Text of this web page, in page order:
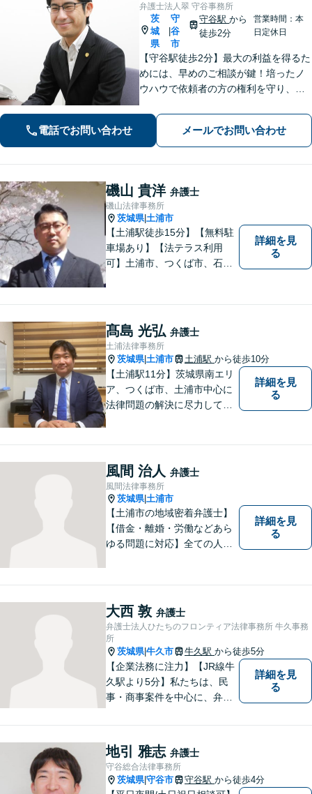
弁護士法人翠 守谷事務所
茨
城
県
守
谷
市
守谷駅から
徒歩2分
営業時間：本
日定休日
【守谷駅徒歩2分】最大の利益を得るた
めには、早めのご相談が鍵！培ったノ
ウハウで依頼者の方の権利を守り、最
す。借金、遺言相続、離婚、企業法務
その他どんな相談でも受け付けます。
電話でお問い合わせ メールでお問い合わせ
磯山 貴洋 弁護士
磯山法律事務所
茨城県| 土浦市
【土浦駅徒歩15分】【無料駐
車場あり】【法テラス利用
可】土浦市、つくば市、石岡
ほか、県内・県外対応しま
す。
詳細を見
る
髙島 光弘 弁護士
土浦法律事務所
茨城県| 土浦市 土浦駅 から徒歩10分
【土浦駅11分】茨城県南エリ
ア、つくば市、土浦市中心に
法律問題の解決に尽力してお
ら、お気軽にご相談くださ
い。
詳細を見
る
風間 治人 弁護士
風間法律事務所
茨城県| 土浦市
【土浦市の地域密着弁護士】
【借金・離婚・労働などあら
ゆる問題に対応】全ての人へ
の将来を見据えた、納得の解
決を目指します。まずはお気
軽にご相談ください。【駐車
場有】
詳細を見
る
大西 敦 弁護士
弁護士法人ひたちのフロンティア法律事務所 牛久事務
所
茨城県|牛久市 牛久駅 から徒歩5分
【企業法務に注力】【JR線牛
久駅より5分】私たちは、民
事・商事案件を中心に、弁護
す。特に、企業法務について
は法律資料を迅速に用いた、
的確なアプローチで活動に取
り組んでおります。是非、お
気軽にご相談ください。
詳細を見
る
地引 雅志 弁護士
守谷総合法律事務所
茨城県|守谷市 守谷駅 から徒歩4分